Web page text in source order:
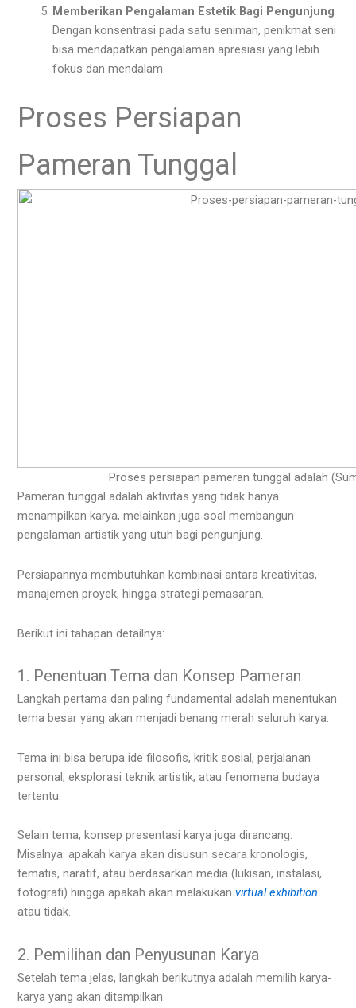
Memberikan Pengalaman Estetik Bagi Pengunjung
Dengan konsentrasi pada satu seniman, penikmat seni
bisa mendapatkan pengalaman apresiasi yang lebih
fokus dan mendalam.
Proses Persiapan
Pameran Tunggal
Proses persiapan pameran tunggal adalah
Pameran tunggal adalah aktivitas yang tidak hanya
menampilkan karya, melainkan juga soal membangun
pengalaman artistik yang utuh bagi pengunjung.
Persiapannya membutuhkan kombinasi antara kreativitas,
manajemen proyek, hingga strategi pemasaran.
Berikut ini tahapan detailnya:
1. Penentuan Tema dan Konsep Pameran
Langkah pertama dan paling fundamental adalah menentukan
tema besar yang akan menjadi benang merah seluruh karya.
Tema ini bisa berupa ide filosofis, kritik sosial, perjalanan
personal, eksplorasi teknik artistik, atau fenomena budaya
tertentu.
Selain tema, konsep presentasi karya juga dirancang.
Misalnya: apakah karya akan disusun secara kronologis,
tematis, naratif, atau berdasarkan media (lukisan, instalasi,
fotografi) hingga apakah akan melakukanvirtual exhibition
atau tidak.
2. Pemilihan dan Penyusunan Karya
Setelah tema jelas, langkah berikutnya adalah memilih karya-
karya yang akan ditampilkan.